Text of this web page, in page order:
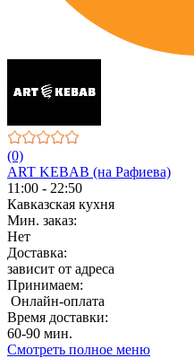
(0)
ART KEBAB (на Рафиева)
11:00 - 22:50
Кавказская кухня
Мин. заказ:
Нет
Доставка:
зависит от адреса
Принимаем:
Онлайн-оплата
Время доставки:
60-90 мин.
Смотреть полное меню